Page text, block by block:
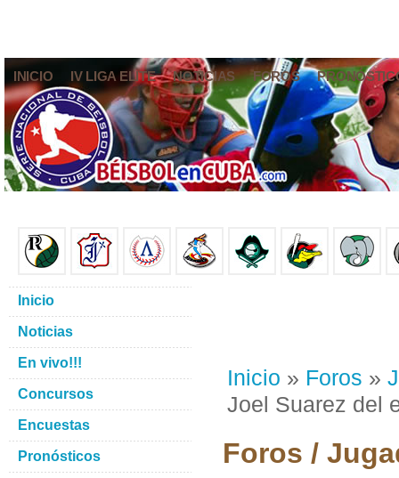
INICIO IV LIGA ELITE NOTICIAS FOROS
Inicio » Foros »
Joel Suarez del
Foros /
Inicio
Noticias
En vivo!!!
Concursos
Encuestas
Pronósticos